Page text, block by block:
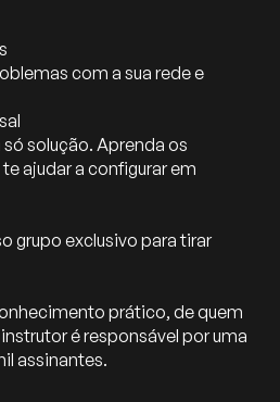
com a sua rede e
solução. Aprenda os
ajudar a configurar em
grupo exclusivo para tirar
prático, de quem
é responsável por uma
assinantes.